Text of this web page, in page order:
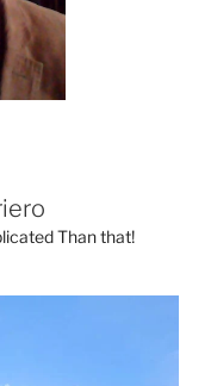
Than that!